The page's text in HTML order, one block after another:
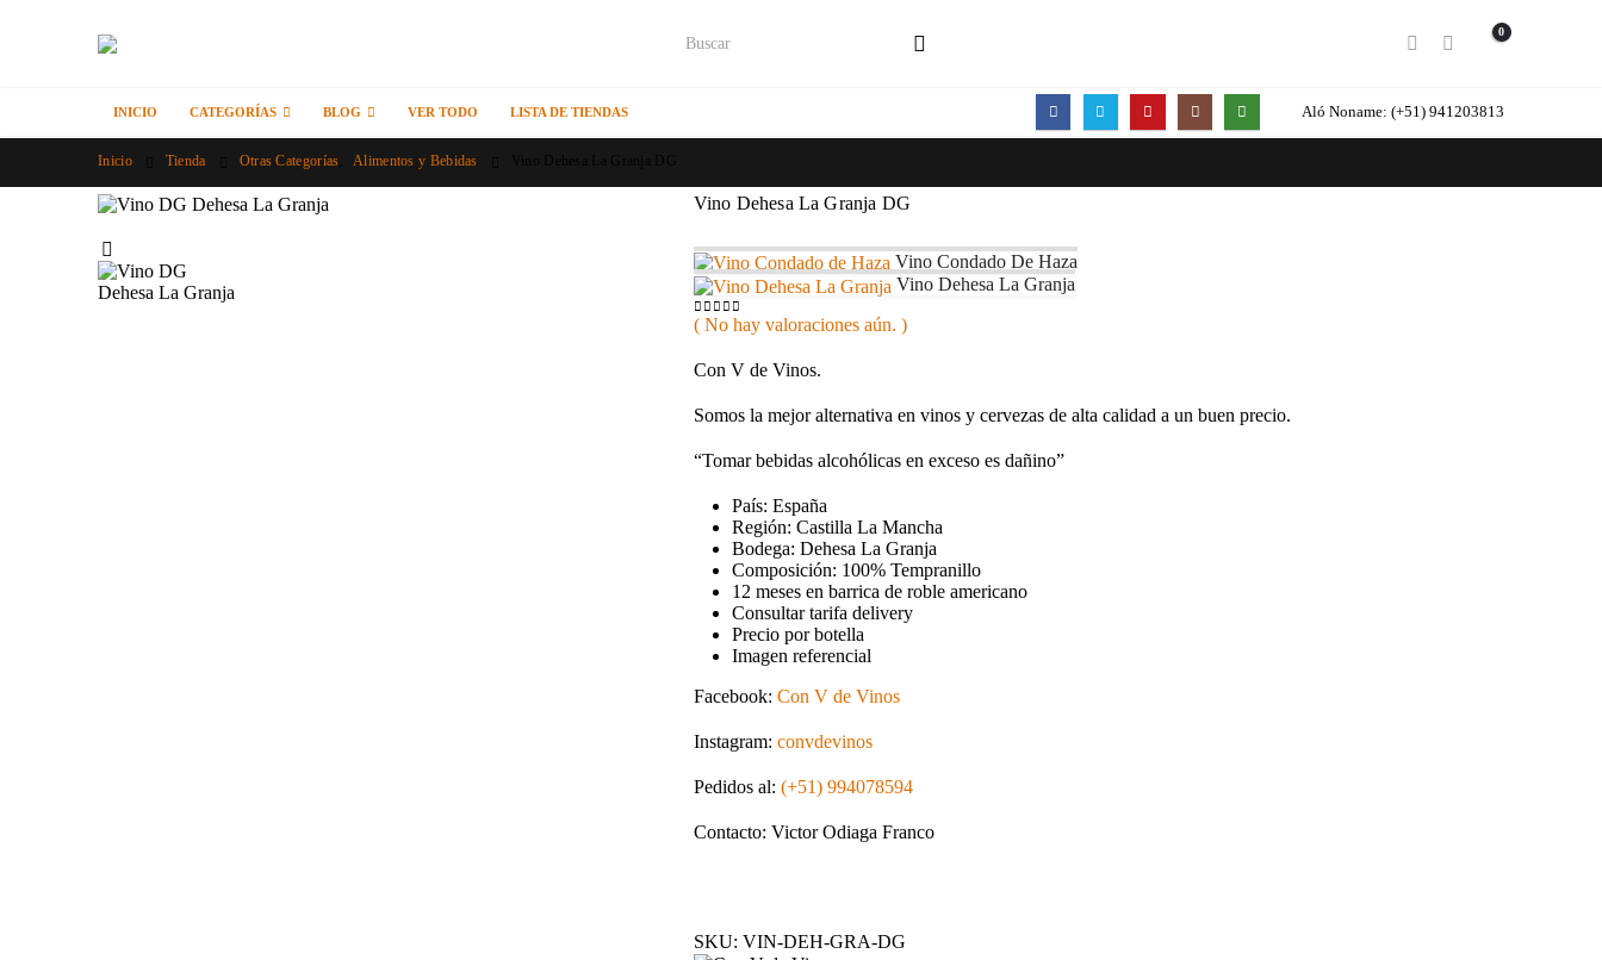
0
INICIO CATEGORÍAS BLOG VER TODO LISTA DE TIENDAS Aló Noname: (+51) 941203813
Inicio Tienda Otras Categorías Alimentos y Bebidas
Vino Dehesa La Granja DG
Vino Condado De Haza
Vino Dehesa La Granja
0 out of 5
( No hay valoraciones aún. )
Con V de Vinos.
Somos la mejor alternativa en vinos y cervezas de alta calidad a un buen precio.
“Tomar bebidas alcohólicas en exceso es dañino”
País: España
Región: Castilla La Mancha
Bodega: Dehesa La Granja
Composición: 100% Tempranillo
12 meses en barrica de roble americano
Consultar tarifa delivery
Precio por botella
Imagen referencial
Facebook: Con V de Vinos
Instagram: convdevinos
Pedidos al: (+51) 994078594
Contacto: Victor Odiaga Franco
SKU: VIN-DEH-GRA-DG